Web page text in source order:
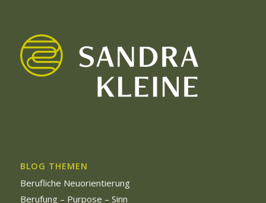
BLOG THEMEN
Berufliche Neuorientierung
Berufung – Purpose – Sinn